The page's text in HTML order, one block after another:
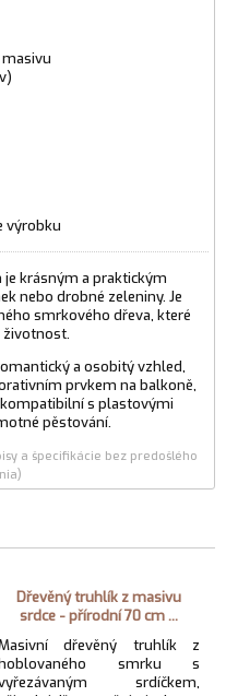
výrobku
krásným a praktickým
nebo drobné zeleniny. Je
smrkového dřeva, které
životnost.
a osobitý vzhled,
prvkem na balkoně,
s plastovými
pěstování.
a špecifikácie bez predošlého
Dřevěný truhlík z masivu
srdce - přírodní 70 cm ...
dřevěný truhlík z
smrku s
srdíčkem,